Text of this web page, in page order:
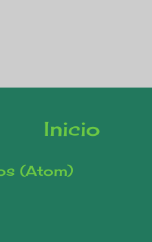
Inicio
(Atom)